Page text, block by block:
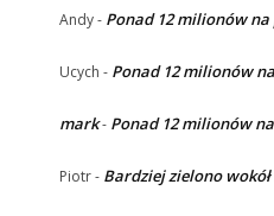
Andy- Ponad 12 milionów na
Ucych - Ponad 12 milionów
mark- Ponad 12 milionów
Piotr- Bardziej zielono